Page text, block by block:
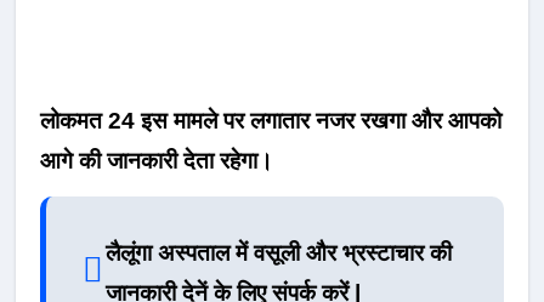
लोकमत 24 इस मामले पर लगातार नजर रखगा और आपको
आगे की जानकारी देता रहेगा।
लैलूंगा अस्पताल में वसूली और भ्रस्टाचार की
जानकारी देनें के लिए संपर्क करें |